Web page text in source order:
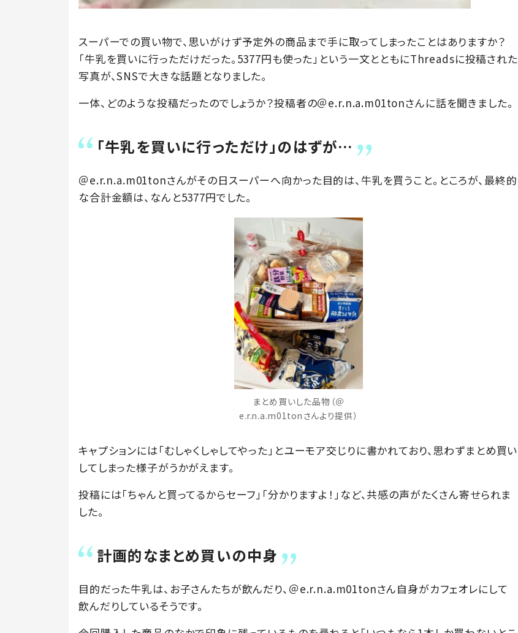
スーパーでの買い物で、思いがけず予定外の商品まで手に取ってしまったことはありますか？
「牛乳を買いに行っただけだった。5377円も使った」という一文とともにThreadsに投稿された
写真が、SNSで大きな話題となりました。
一体、どのような投稿だったのでしょうか？投稿者の＠e.r.n.a.m01tonさんに話を聞きました。
「牛乳を買いに行っただけ」のはずが…
＠e.r.n.a.m01tonさんがその日スーパーへ向かった目的は、牛乳を買うこと。ところが、最終的
な合計金額は、なんと5377円でした。
まとめ買いした品物（＠
e.r.n.a.m01tonさんより提供）
キャプションには「むしゃくしゃしてやった」とユーモア交じりに書かれており、思わずまとめ買い
してしまった様子がうかがえます。
投稿には「ちゃんと買ってるからセーフ」「分かりますよ！」など、共感の声がたくさん寄せられま
した。
計画的なまとめ買いの中身
目的だった牛乳は、お子さんたちが飲んだり、＠e.r.n.a.m01tonさん自身がカフェオレにして
飲んだりしているそうです。